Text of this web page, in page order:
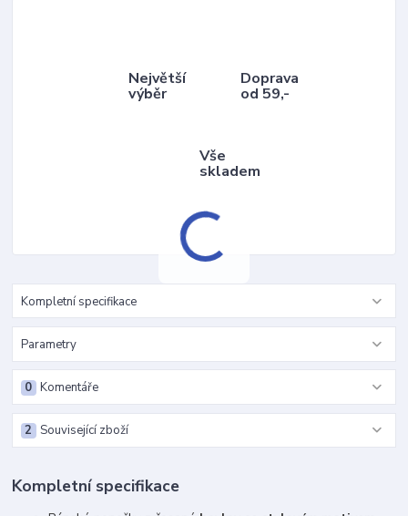
Největší
výběr
Doprava
od 59,-
Vše
skladem
Kompletní specifikace
Parametry
Komentáře
0
Související zboží
2
Kompletní specifikace